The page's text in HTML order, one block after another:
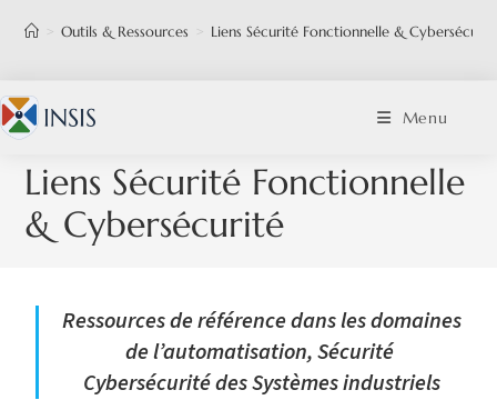
> Outils & Ressources > Liens Sécurité Fonctionnelle &
Menu
Liens Sécurité Fonctionnelle
& Cybersécurité
Ressources de référence dans les domaines
de l’automatisation, Sécurité
Cybersécurité des Systèmes industriels